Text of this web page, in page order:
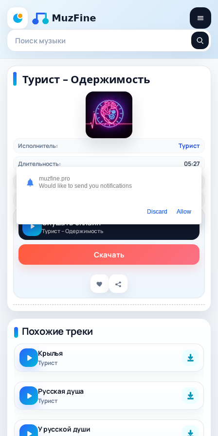
Турист – Одержимость
Исполнитель: Турист
Длительность: 05:27
Качество:
Слушать онлайн
Турист – Одержимость
Скачать
Похожие треки
Крылья
Турист
Русская душа
Турист
У русской души
muzfine.pro
Would like to send you notifications
Discard Allow